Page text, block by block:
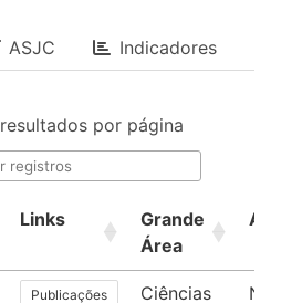
ASJC Indicadores
resultados por página
Links
Grande
Área
Publicações Ciências